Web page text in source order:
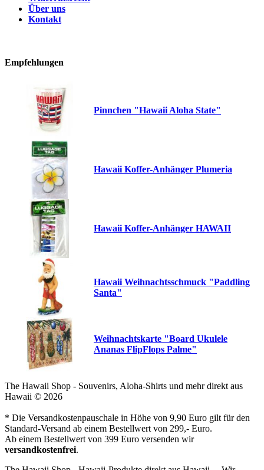
Über uns
Kontakt
Empfehlungen
Pinnchen "Hawaii Aloha State"
Hawaii Koffer-Anhänger Plumeria
Hawaii Koffer-Anhänger HAWAII
Hawaii Weihnachtsschmuck "Paddling
Santa"
Weihnachtskarte "Board Ukulele
Ananas FlipFlops Palme"
The Hawaii Shop - Souvenirs, Aloha-Shirts und mehr direkt aus
Hawaii © 2026
* Die Versandkostenpauschale in Höhe von 9,90 Euro gilt für den
Standard-Versand ab einem Bestellwert von 299,- Euro.
Ab einem Bestellwert von 399 Euro versenden wir
versandkostenfrei.